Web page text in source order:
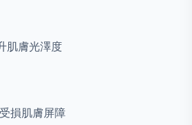
肌膚光澤度
損肌膚屏障